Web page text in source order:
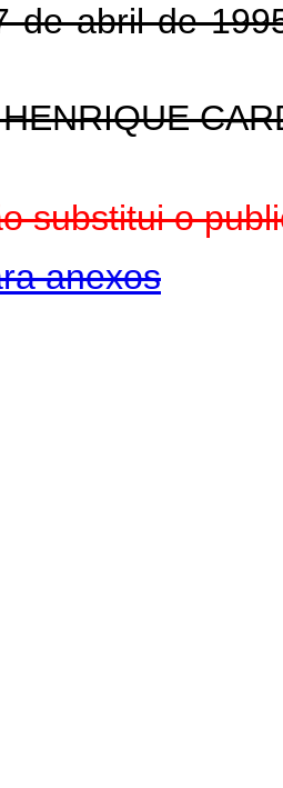
de abril de
substitui o
anexos